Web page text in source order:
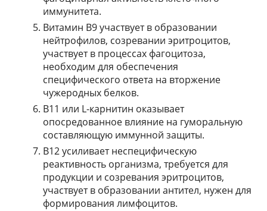
иммунитета.
Витамин В9 участвует в образовании
нейтрофилов, созревании эритроцитов,
участвует в процессах фагоцитоза,
необходим для обеспечения
специфического ответа на вторжение
чужеродных белков.
В11 или L-карнитин оказывает
опосредованное влияние на гуморальную
составляющую иммунной защиты.
В12 усиливает неспецифическую
реактивность организма, требуется для
продукции и созревания эритроцитов,
участвует в образовании антител, нужен для
формирования лимфоцитов.